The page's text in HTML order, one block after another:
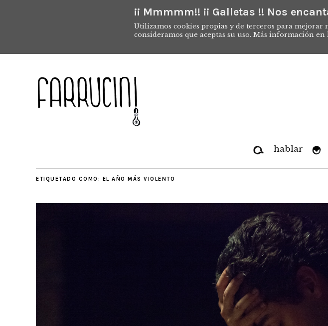
¡¡ Mmmmm!! ¡¡ Galletas !! Nos
Utilizamos cookies propias y de terceros para mejorar
consideramos que aceptas su uso. Más información en
hablar
ETIQUETADO COMO: EL AÑO MÁS VIOLENTO